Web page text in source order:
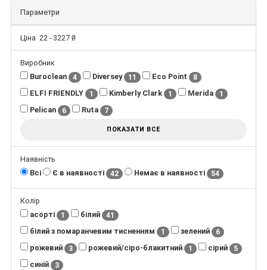
Параметри
Ціна 22 - 3227 ₴
Виробник
Buroclean
4 Diversey 11 Eco Point 8
ELFI FRIENDLY 1 Kimberly Clark 1 Merida 1
Pelican 6 Ruta 7
ПОКАЗАТИ ВСЕ
Наявність
Всі
Є в наявності 42 Немає в наявності 54
Колір
асорті
1 білий 41
білий з помаранчевим тисненням 1 зелений 6
рожевий 3 рожевий/сіро-блакитний 1 сірий 5
синій 3